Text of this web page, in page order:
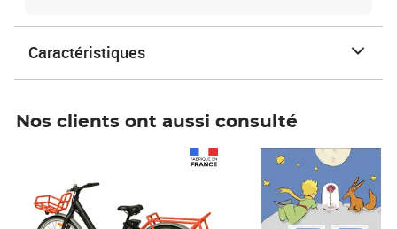
Caractéristiques
Nos clients ont aussi consulté
Prix 7,50€